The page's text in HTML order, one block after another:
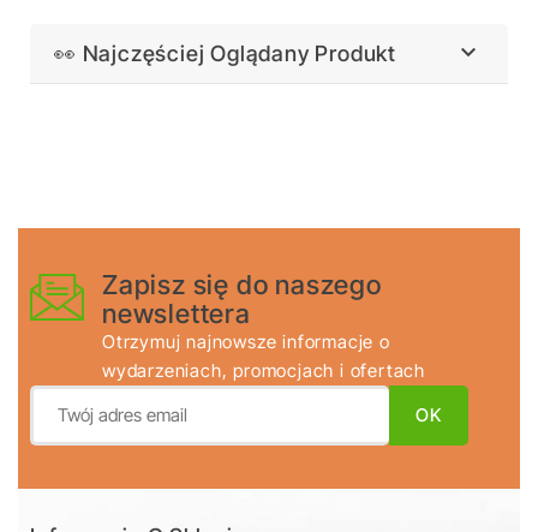
👀 Najczęściej Oglądany Produkt 
Zapisz się do naszego
newslettera
Otrzymuj najnowsze informacje o
wydarzeniach, promocjach i ofertach